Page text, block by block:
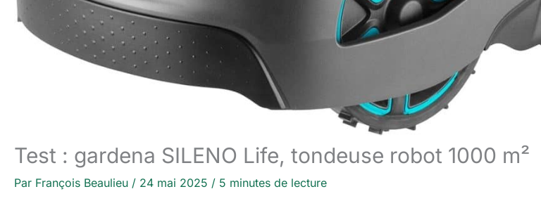
Test : gardena SILENO Life, tondeuse robot 1000 m²
Par François Beaulieu / 24 mai 2025 / 5 minutes de lecture